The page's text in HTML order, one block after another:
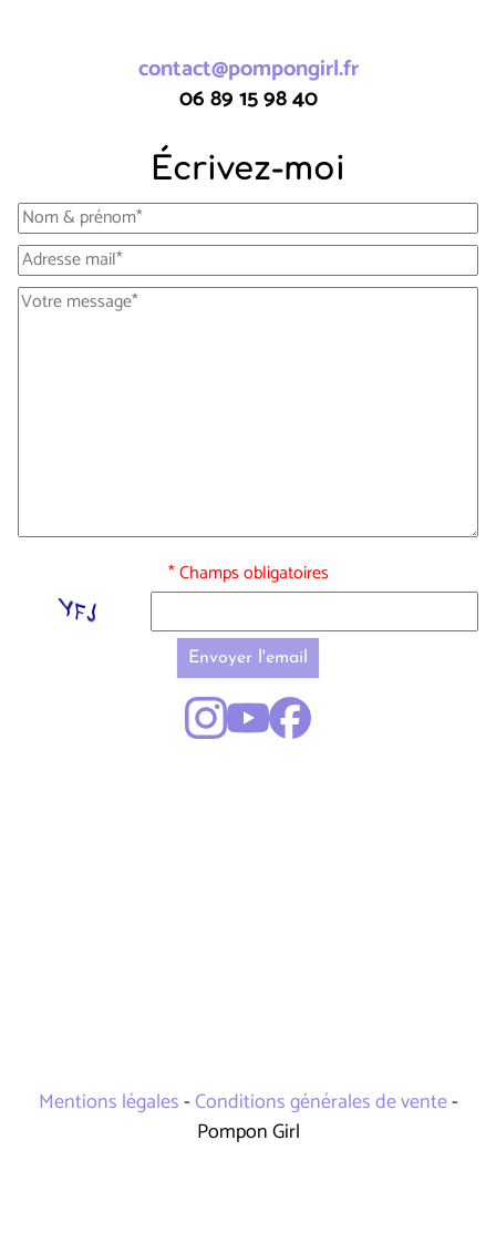
contact@pompongirl.fr
06 89 15 98 40
Écrivez-moi
* Champs obligatoires
Envoyer l'email
Mentions légales-Conditions générales de vente-
Pompon Girl